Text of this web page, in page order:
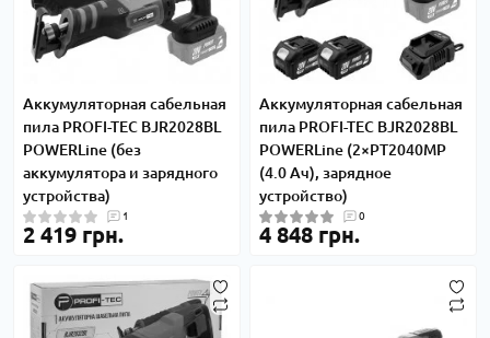
Аккумуляторная сабельная
пила PROFI-TEC BJR2028BL
POWERLine (без
аккумулятора и зарядного
устройства)
1
2 419 грн.
Аккумуляторная сабельная
пила PROFI-TEC BJR2028BL
POWERLine (2×PT2040MP
(4.0 Ач), зарядное
устройство)
0
4 848 грн.